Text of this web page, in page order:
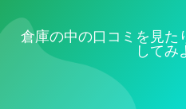
倉庫の中の口コミを見た
してみ